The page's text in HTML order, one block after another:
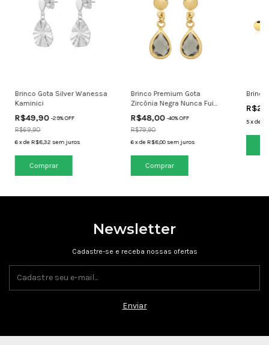
Brinco Gota Silver Wanessa
Kaminici
R$49,90-29% OFF
R$69,90
6xdeR$8,32 sem juros
Brinco Premium Gota
Zircônia Negra Nunca Fui
R$48,00-40% OFF
R$79,90
6xdeR$8,00 sem juros
Brinco
5xde
Newsletter
Cadastre-se e receba nossas ofertas